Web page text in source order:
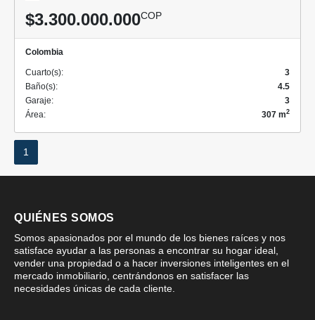
$3.300.000.000COP
Colombia
Cuarto(s):
3
Baño(s):
4.5
Garaje:
3
Área:
307 m2
1
QUIÉNES SOMOS
Somos apasionados por el mundo de los bienes raíces y nos
satisface ayudar a las personas a encontrar su hogar ideal,
vender una propiedad o a hacer inversiones inteligentes en el
mercado inmobiliario, centrándonos en satisfacer las
necesidades únicas de cada cliente.